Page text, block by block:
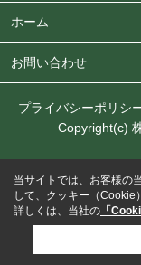
ホーム
お問い合わせ
プライバシーポリシ
Copyright(c)
当サイトでは、お客様の
して、クッキー（Cookie
詳しくは、当社の 「